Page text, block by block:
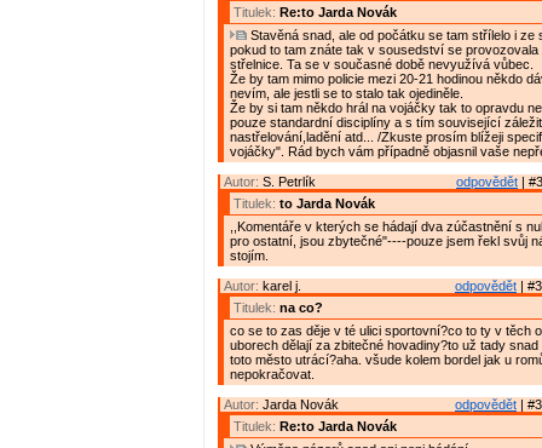
Titulek: Re:to Jarda Novák
Stavěná snad, ale od počátku se tam střílelo i ze
pokud to tam znáte tak v sousedství se
střelnice. Ta se v současné době nevyužívá vůbec.
Že by tam mimo policie mezi 20-21 hodinou někdo
nevím, ale jestli se to stalo tak ojediněle.
Že by si tam někdo hrál na vojáčky tak to opravdu
pouze standardní disciplíny a s tím související
nastřelování,ladění atd... /Zkuste prosím blížeji
vojáčky". Rád bych vám případně objasnil vaše
odpovědět |
Autor: S. Petrlík
Titulek: to Jarda Novák
,,Komentáře v kterých se hádají dva zúčastnění s
pro ostatní, jsou zbytečné"----pouze jsem řekl svůj
stojím.
odpovědět |
Autor: karel j.
Titulek: na co?
co se to zas děje v té ulici sportovní?co to ty v těch
uborech dělají za zbitečné hovadiny?to už tady
toto město utrácí?aha. všude kolem bordel jak u
nepokračovat.
odpovědět |
Autor: Jarda Novák
Titulek: Re:to Jarda Novák